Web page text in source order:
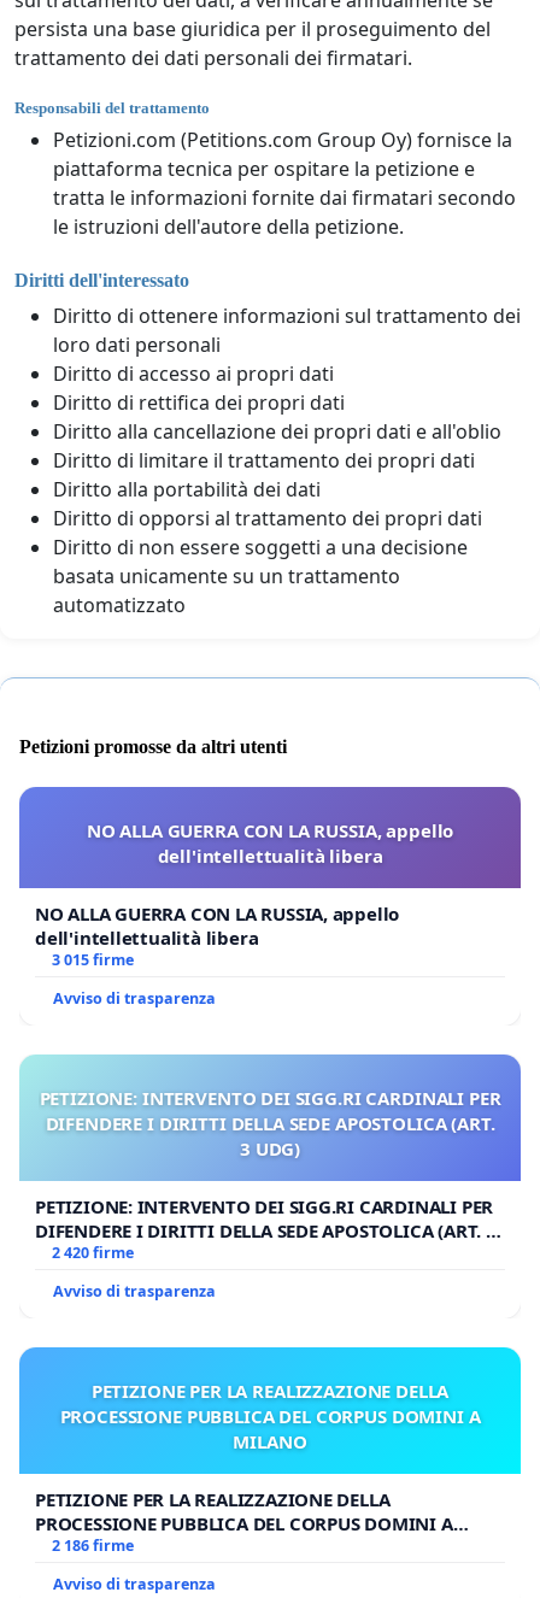
persista una base giuridica per il proseguimento del
trattamento dei dati personali dei firmatari.
Responsabili del trattamento
Petizioni.com (Petitions.com Group Oy) fornisce la
piattaforma tecnica per ospitare la petizione e
tratta le informazioni fornite dai firmatari secondo
le istruzioni dell'autore della petizione.
Diritti dell'interessato
Diritto di ottenere informazioni sul trattamento dei
loro dati personali
Diritto di accesso ai propri dati
Diritto di rettifica dei propri dati
Diritto alla cancellazione dei propri dati e all'oblio
Diritto di limitare il trattamento dei propri dati
Diritto alla portabilità dei dati
Diritto di opporsi al trattamento dei propri dati
Diritto di non essere soggetti a una decisione
basata unicamente su un trattamento
automatizzato
Petizioni promosse da altri utenti
NO ALLA GUERRA CON LA RUSSIA, appello
dell'intellettualità libera
NO ALLA GUERRA CON LA RUSSIA, appello
dell'intellettualità libera
3 015 firme
Avviso di trasparenza
PETIZIONE: INTERVENTO DEI SIGG.RI CARDINALI PER
DIFENDERE I DIRITTI DELLA SEDE APOSTOLICA (ART.
3 UDG)
PETIZIONE: INTERVENTO DEI SIGG.RI CARDINALI PER
DIFENDERE I DIRITTI DELLA SEDE APOSTOLICA (ART. 3
UDG)
2 420 firme
Avviso di trasparenza
PETIZIONE PER LA REALIZZAZIONE DELLA
PROCESSIONE PUBBLICA DEL CORPUS DOMINI A
MILANO
PETIZIONE PER LA REALIZZAZIONE DELLA
PROCESSIONE PUBBLICA DEL CORPUS DOMINI A
MILANO
2 186 firme
Avviso di trasparenza